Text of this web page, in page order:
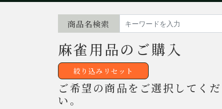
商品名検索
麻雀用品のご購入
絞り込みリセット
ご希望の商品をご選択してく
い。